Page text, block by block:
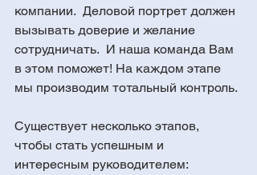
компании.  Деловой портрет должен
вызывать доверие и желание
сотрудничать.  И наша команда Вам
в этом поможет! На каждом этапе
мы производим тотальный контроль.
Существует несколько этапов,
чтобы стать успешным и
интересным руководителем: